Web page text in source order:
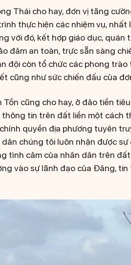
Thái cho hay, đơn vị tăng
thực hiện các nhiệm vụ, nhất
với đó, kết hợp giáo dục, quán
đảm an toàn, trực sẵn sàng
đội còn tổ chức các phong trào
cũng như sức chiến đấu của
Tồn cũng cho hay, ở đảo tiền
tin trên đất liền một cách
quyền địa phương tuyên
chúng tôi luôn nhận được
tình cảm của nhân dân trên
vào sự lãnh đạo của Đảng,